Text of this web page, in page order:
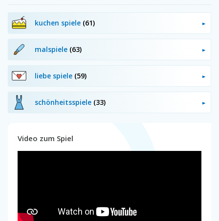
kuchen spiele (61)
malspiele (63)
liebe spiele (59)
schönheitsspiele (33)
Video zum Spiel